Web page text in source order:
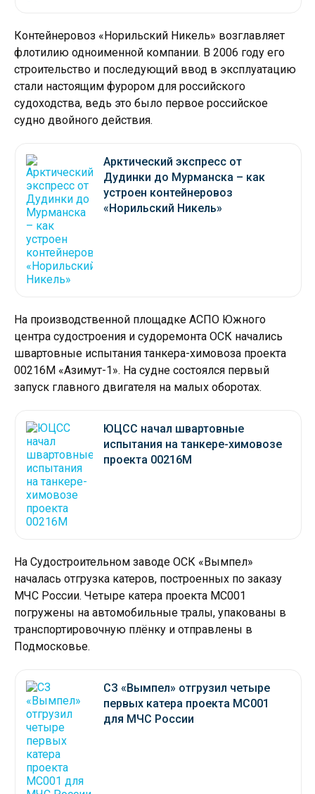
Контейнеровоз «Норильский Никель» возглавляет
флотилию одноименной компании. В 2006 году его
строительство и последующий ввод в эксплуатацию
стали настоящим фурором для российского
судоходства, ведь это было первое российское
судно двойного действия.
Арктический экспресс от
Дудинки до Мурманска – как
устроен контейнеровоз
«Норильский Никель»
На производственной площадке АСПО Южного
центра судостроения и судоремонта ОСК начались
швартовные испытания танкера-химовоза проекта
00216М «Азимут-1». На судне состоялся первый
запуск главного двигателя на малых оборотах.
ЮЦСС начал швартовные
испытания на танкере-химовозе
проекта 00216М
На Судостроительном заводе ОСК «Вымпел»
началась отгрузка катеров, построенных по заказу
МЧС России. Четыре катера проекта МС001
погружены на автомобильные тралы, упакованы в
транспортировочную плёнку и отправлены в
Подмосковье.
СЗ «Вымпел» отгрузил четыре
первых катера проекта МС001
для МЧС России